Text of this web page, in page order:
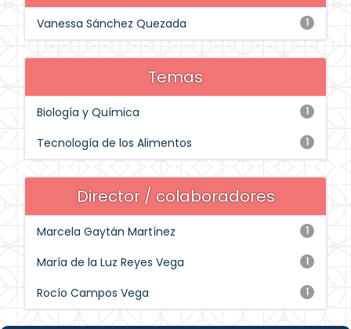
1
Vanessa Sánchez Quezada
Temas
1
Biología y Química
1
Tecnología de los Alimentos
Director / colaboradores
1
Marcela Gaytán Martínez
1
María de la Luz Reyes Vega
1
Rocío Campos Vega